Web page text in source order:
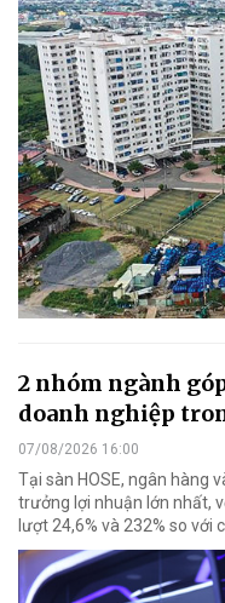
2 nhóm ngành
doanh nghiệp
07/08/2026 16:00
Tại sàn HOSE, ngân hàng
trưởng lợi nhuận lớn nhất,
lượt 24,6% và 232% so với